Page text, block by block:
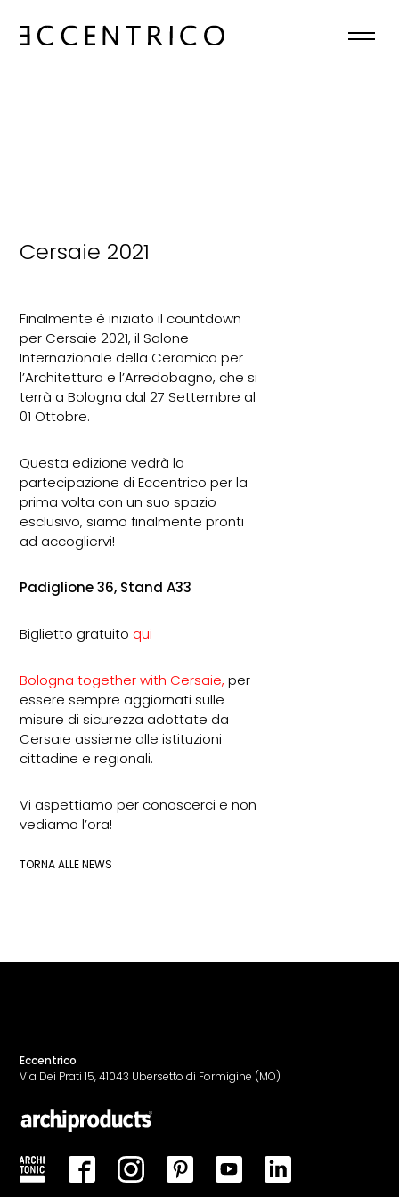
HOME
IT 
Cersaie 2021
Finalmente è iniziato il countdown
per Cersaie 2021, il Salone
Internazionale della Ceramica per
l’Architettura e l’Arredobagno, che si
terrà a Bologna dal 27 Settembre al
01 Ottobre.
Questa edizione vedrà la
partecipazione di Eccentrico per la
prima volta con un suo spazio
esclusivo, siamo finalmente pronti
ad accogliervi!
Padiglione 36, Stand A33
Biglietto gratuito qui
Bologna together with Cersaie, per
essere sempre aggiornati sulle
misure di sicurezza adottate da
Cersaie assieme alle istituzioni
cittadine e regionali.
Vi aspettiamo per conoscerci e non
vediamo l’ora!
TORNA ALLE NEWS
Eccentrico
Via Dei Prati 15, 41043 Ubersetto di Formigine (MO)